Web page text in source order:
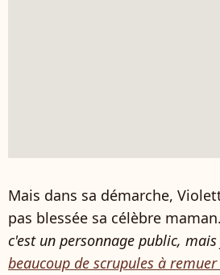
Mais dans sa démarche,
pas blessée sa célèbre
c'est un personnage public,
beaucoup de scrupules à